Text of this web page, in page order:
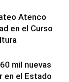
Atenco
en el Curso
mil nuevas
en el Estado